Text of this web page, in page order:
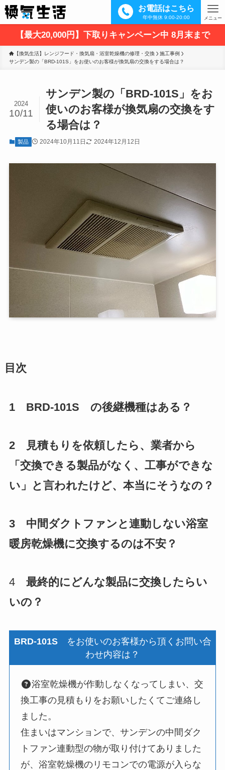
お電話はこちら
年中無休 9:00-20:00 メニュー
【最大20,000円】下取りキャンペーン中 8月末まで
【換気生活】レンジフード・換気扇・浴室乾燥機の修理・交換
施工事例
サンデン製の「BRD-101S」をお使いのお客様が換気扇の交換をする場合は？
サンデン製の「BRD-101S」をお
使いのお客様が換気扇の交換をす
る場合は？
2024
10/11
製品 2024年10月11日 2024年12月12日
目次
1 BRD-101S の後継機種はある？
2
見積もりを依頼したら、業者から
「交換できる製品がなく、工事ができな
い」と言われたけど、本当にそうなの？
3
中間ダクトファンと連動しない浴室
暖房乾燥機に交換するのは不安？
4 最終的にどんな製品に交換したらい
いの？
BRD-101Sをお使いのお客様から頂くお問い合
わせ内容は？
浴室乾燥機が作動しなくなってしまい、交
換工事の見積もりをお願いしたくてご連絡し
ました。
住まいはマンションで、サンデンの中間ダク
トファン連動型の物が取り付けてありました
が、浴室乾燥機のリモコンでの電源が入らな